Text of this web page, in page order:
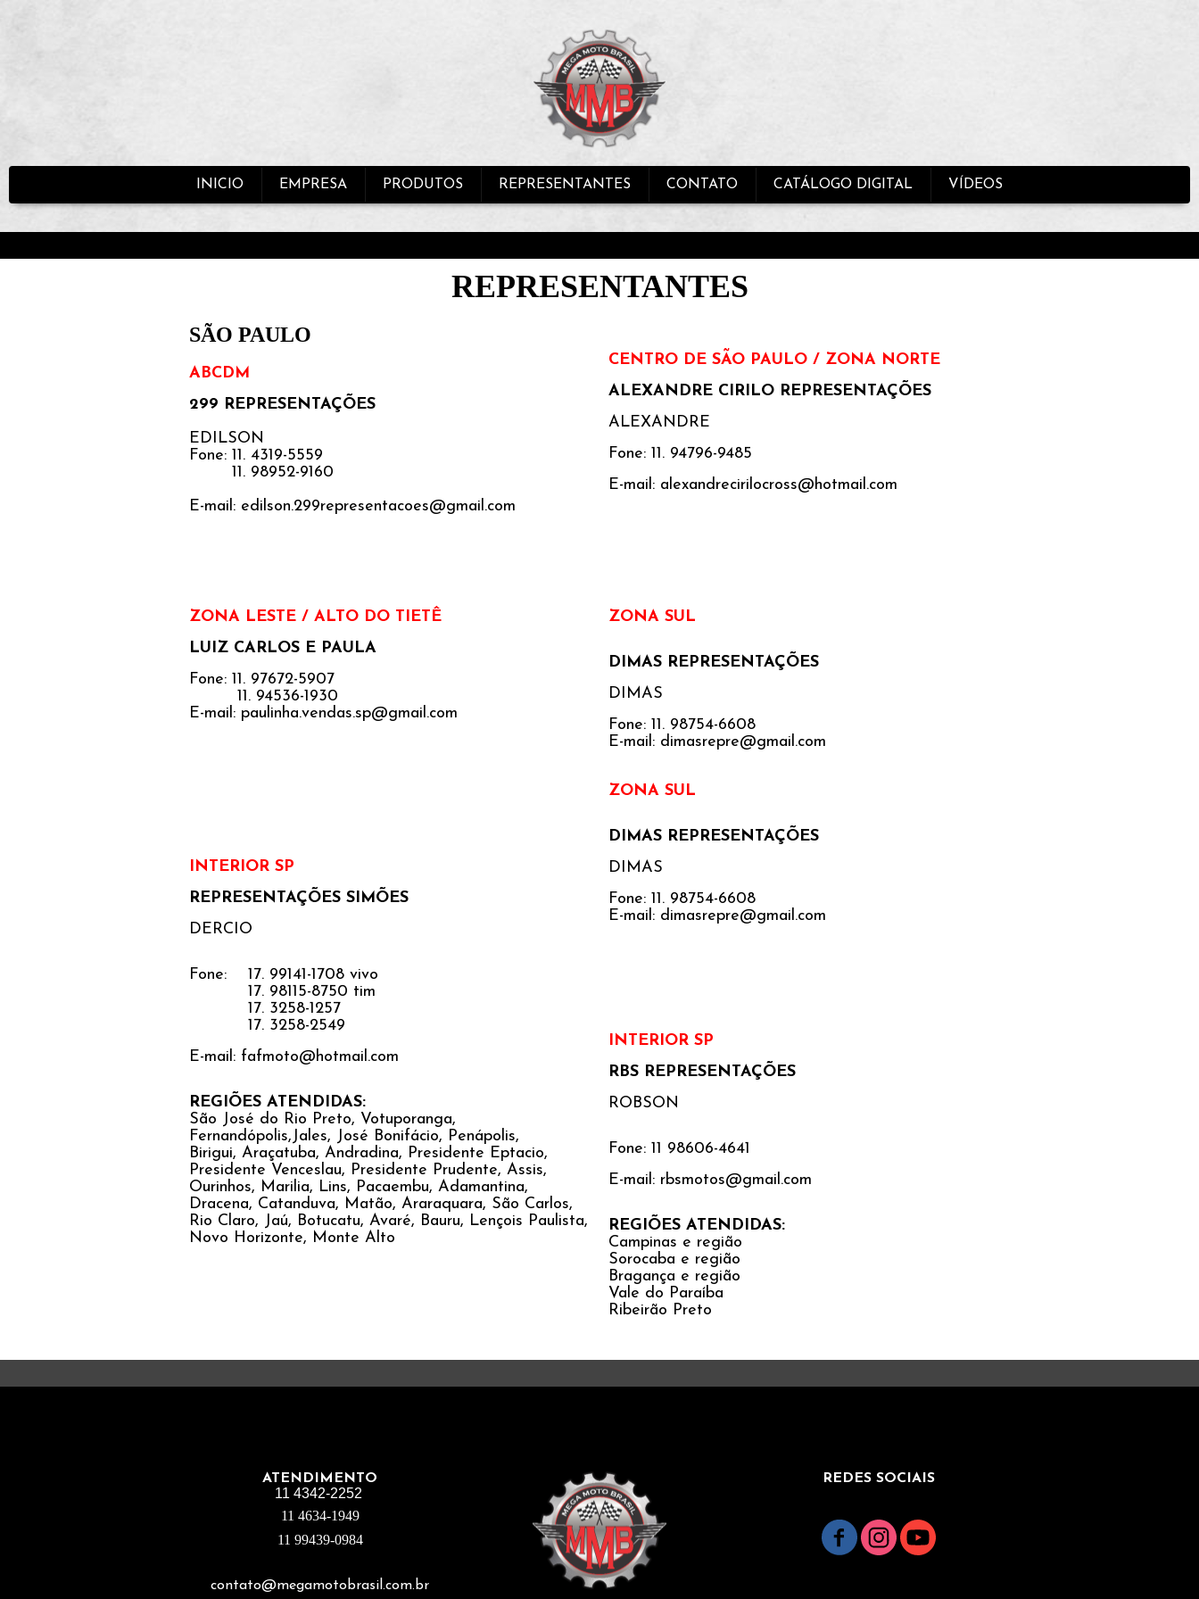
INICIO EMPRESA PRODUTOS REPRESENTANTES CONTATO CATÁLOGO DIGITAL VÍDEOS
REPRESENTANTES
SÃO PAULO
ABCDM
299 REPRESENTAÇÕES
EDILSON
Fone: 11. 4319-5559
11. 98952-9160
E-mail: edilson.299representacoes@gmail.com
CENTRO DE SÃO PAULO / ZONA NORTE
ALEXANDRE CIRILO REPRESENTAÇÕES
ALEXANDRE
Fone: 11. 94796-9485
E-mail: alexandrecirilocross@hotmail.com
ZONA LESTE / ALTO DO TIETÊ
LUIZ CARLOS E PAULA
Fone: 11. 97672-5907
11. 94536-1930
E-mail: paulinha.vendas.sp@gmail.com
INTERIOR SP
REPRESENTAÇÕES SIMÕES
DERCIO
Fone: 17. 99141-1708 vivo
17. 98115-8750 tim
17. 3258-1257
17. 3258-2549
E-mail: fafmoto@hotmail.com
REGIÕES ATENDIDAS:
São José do Rio Preto, Votuporanga,
Fernandópolis,Jales, José Bonifácio, Penápolis,
Birigui, Araçatuba, Andradina, Presidente Eptacio,
Presidente Venceslau, Presidente Prudente, Assis,
Ourinhos, Marilia, Lins, Pacaembu, Adamantina,
Dracena, Catanduva, Matão, Araraquara, São Carlos,
Rio Claro, Jaú, Botucatu, Avaré, Bauru, Lençois Paulista,
Novo Horizonte, Monte Alto
ZONA SUL
DIMAS REPRESENTAÇÕES
DIMAS
Fone: 11. 98754-6608
E-mail: dimasrepre@gmail.com
ZONA SUL
DIMAS REPRESENTAÇÕES
DIMAS
Fone: 11. 98754-6608
E-mail: dimasrepre@gmail.com
INTERIOR SP
RBS REPRESENTAÇÕES
ROBSON
Fone: 11 98606-4641
E-mail: rbsmotos@gmail.com
REGIÕES ATENDIDAS:
Campinas e região
Sorocaba e região
Bragança e região
Vale do Paraíba
Ribeirão Preto
ATENDIMENTO
11 4342-2252
11 4634-1949
11 99439-0984
contato@megamotobrasil.com.br
REDES SOCIAIS